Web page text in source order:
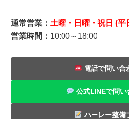
通常営業： 土曜・日曜・祝日 (平
営業時間： 10:00～18:00
電話で問い合
公式LINEで問い
ハーレー整備